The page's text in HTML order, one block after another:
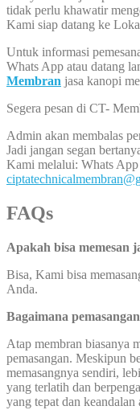
tidak perlu khawatir
Kami siap datang ke
Untuk informasi
Whats App atau datang
Membran jasa kanopi
Segera pesan di CT-
Admin akan membalas
Jadi jangan segan
Kami melalui: Whats
FAQs
Apakah bisa memesan
Bisa, Kami bisa
Anda.
Bagaimana
Atap membran biasanya
pemasangan. Meskipun
memasangnya sendiri,
yang terlatih dan
yang tepat dan keandalan